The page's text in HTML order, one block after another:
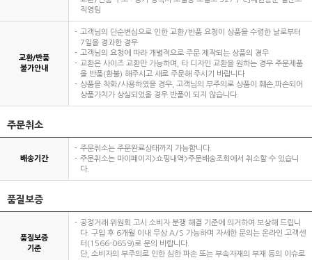
직영팀
교환/반품
불가안내
고객님의 단순변심으로 인한 교환/반품 요청이 상품을 수령한 날로부터
7일을 경과한 경우
고객님의 요청에 따라 개별적으로 주문 제작되는 상품의 경우
교환은 사이즈 교환만 가능하며, 타 디자인 교환을 원하는 경우 주문제품
을 반품(환불) 해주시고 새로 주문해 주시기 바랍니다
상품을 착화/사용하였을 경우, 고객님의 부주의로 상품이 훼손,파손되어
상품가치가 상실되었을 경우 반품이 되지 않습니다.
주문취소
배송기간
주문취소는 주문완료상태까지 가능합니다.
주문취소는 마이페이지>쇼핑내역>주문배송조회에서 취소할 수 있습니
다.
품질보증
품질보증
기준
공정거래 위원회 고시 소비자 분쟁 해결 기준에 의거하여 보상해 드립니
다. 구입 후 6개월 이내 무상 A/S 가능하며 자세한 문의는 온라인 고객센
터(1566-0659)로 문의 바랍니다.
단, 소비자의 부주의로 인한 심한 파손 또는 부속자재의 부재 등의 이슈로